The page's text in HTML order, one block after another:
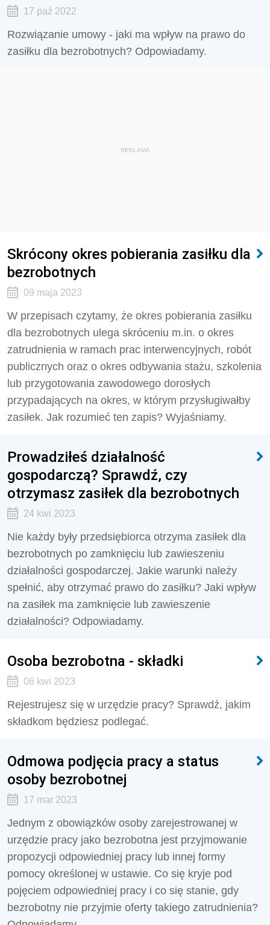
17 paź 2022
Rozwiązanie umowy - jaki ma wpływ na prawo do
zasiłku dla bezrobotnych? Odpowiadamy.
REKLAMA
Skrócony okres pobierania zasiłku dla
bezrobotnych
09 maja 2023
W przepisach czytamy, że okres pobierania zasiłku
dla bezrobotnych ulega skróceniu m.in. o okres
zatrudnienia w ramach prac interwencyjnych, robót
publicznych oraz o okres odbywania stażu, szkolenia
lub przygotowania zawodowego dorosłych
przypadających na okres, w którym przysługiwałby
zasiłek. Jak rozumieć ten zapis? Wyjaśniamy.
Prowadziłeś działalność
gospodarczą? Sprawdź, czy
otrzymasz zasiłek dla bezrobotnych
24 kwi 2023
Nie każdy były przedsiębiorca otrzyma zasiłek dla
bezrobotnych po zamknięciu lub zawieszeniu
działalności gospodarczej. Jakie warunki należy
spełnić, aby otrzymać prawo do zasiłku? Jaki wpływ
na zasiłek ma zamknięcie lub zawieszenie
działalności? Odpowiadamy.
Osoba bezrobotna - składki
06 kwi 2023
Rejestrujesz się w urzędzie pracy? Sprawdź, jakim
składkom będziesz podlegać.
Odmowa podjęcia pracy a status
osoby bezrobotnej
17 mar 2023
Jednym z obowiązków osoby zarejestrowanej w
urzędzie pracy jako bezrobotna jest przyjmowanie
propozycji odpowiedniej pracy lub innej formy
pomocy określonej w ustawie. Co się kryje pod
pojęciem odpowiedniej pracy i co się stanie, gdy
bezrobotny nie przyjmie oferty takiego zatrudnienia?